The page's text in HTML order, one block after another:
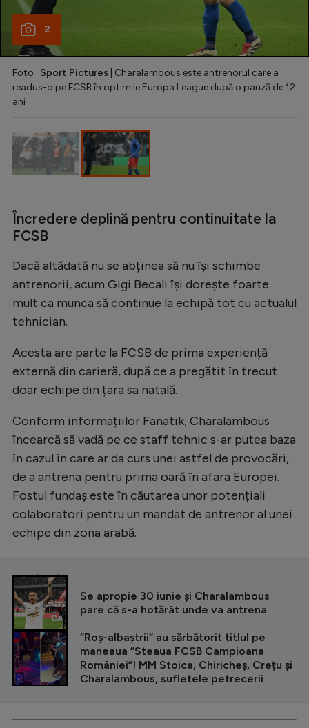
2
Foto : Sport Pictures | Charalambous este antrenorul care a
readus-o pe FCSB în optimile Europa League după o pauză de 12
ani
Încredere deplină pentru continuitate la
FCSB
Dacă altădată nu se abținea să nu își schimbe
antrenorii, acum Gigi Becali își dorește foarte
mult ca munca să continue la echipă tot cu actualul
tehnician.
Acesta are parte la FCSB de prima experiență
externă din carieră, după ce a pregătit în trecut
doar echipe din țara sa natală.
Conform informațiilor Fanatik, Charalambous
încearcă să vadă pe ce staff tehnic s-ar putea baza
în cazul în care ar da curs unei astfel de provocări,
de a antrena pentru prima oară în afara Europei.
Fostul fundaș este în căutarea unor potențiali
colaboratori pentru un mandat de antrenor al unei
echipe din zona arabă.
CITEȘTE ȘI
Se apropie 30 iunie și Charalambous
pare că s-a hotărât unde va antrena
”Roș-albaștrii” au sărbătorit titlul pe
maneaua ”Steaua FCSB Campioana
României”! MM Stoica, Chiricheș, Crețu și
Charalambous, sufletele petrecerii